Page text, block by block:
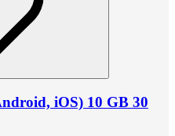
iOS) 10 GB 30